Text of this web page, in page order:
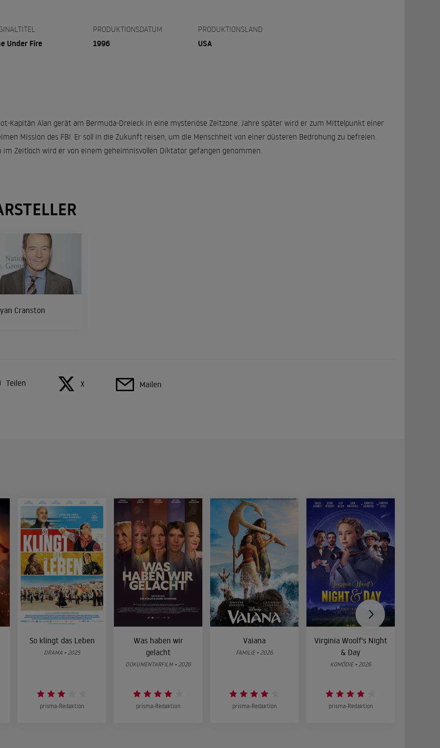
Under Fire
PRODUKTIONSDATUM
1996
PRODUKTIONSLAND
USA
Kapitän Alan gerät am Bermuda-Dreieck in eine mysteriöse Zeitzone. Jahre später wird er zum Mittelpunkt einer
Mission des FBI. Er soll in die Zukunft reisen, um die Menschheit von einer düsteren Bedrohung zu befreien.
im Zeitloch wird er von einem geheimnisvollen Diktator gefangen genommen.
Cranston
Teilen X Mailen
So klingt das Leben
DRAMA • 2025
prisma-Redaktion
Was haben wir
gelacht
DOKUMENTARFILM • 2026
prisma-Redaktion
Vaiana
FAMILIE • 2026
prisma-Redaktion
Virginia Woolf's Night
& Day
KOMÖDIE • 2026
prisma-Redaktion